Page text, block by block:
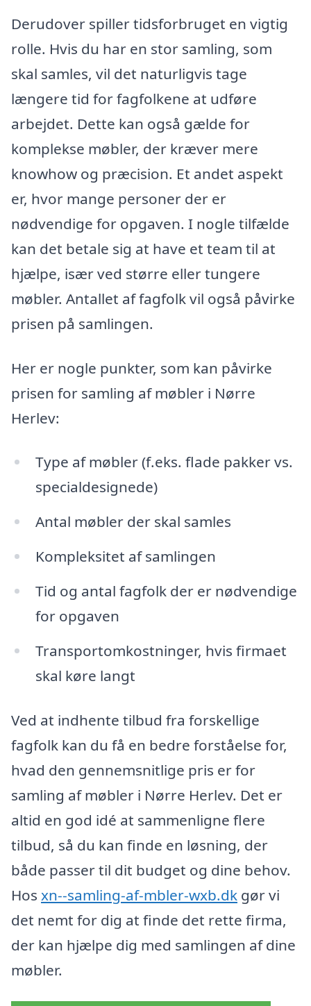
Derudover spiller tidsforbruget en vigtig
rolle. Hvis du har en stor samling, som
skal samles, vil det naturligvis tage
længere tid for fagfolkene at udføre
arbejdet. Dette kan også gælde for
komplekse møbler, der kræver mere
knowhow og præcision. Et andet aspekt
er, hvor mange personer der er
nødvendige for opgaven. I nogle tilfælde
kan det betale sig at have et team til at
hjælpe, især ved større eller tungere
møbler. Antallet af fagfolk vil også påvirke
prisen på samlingen.
Her er nogle punkter, som kan påvirke
prisen for samling af møbler i Nørre
Herlev:
Type af møbler (f.eks. flade pakker vs.
specialdesignede)
Antal møbler der skal samles
Kompleksitet af samlingen
Tid og antal fagfolk der er nødvendige
for opgaven
Transportomkostninger, hvis firmaet
skal køre langt
Ved at indhente tilbud fra forskellige
fagfolk kan du få en bedre forståelse for,
hvad den gennemsnitlige pris er for
samling af møbler i Nørre Herlev. Det er
altid en god idé at sammenligne flere
tilbud, så du kan finde en løsning, der
både passer til dit budget og dine behov.
Hos xn--samling-af-mbler-wxb.dk gør vi
det nemt for dig at finde det rette firma,
der kan hjælpe dig med samlingen af dine
møbler.